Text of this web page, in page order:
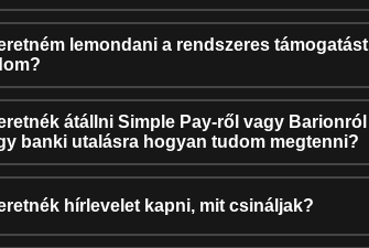
lemondani a rendszeres
átállni Simple Pay-ről vagy
banki utalásra hogyan tudom megtenni?
hírlevelet kapni, mit csináljak?